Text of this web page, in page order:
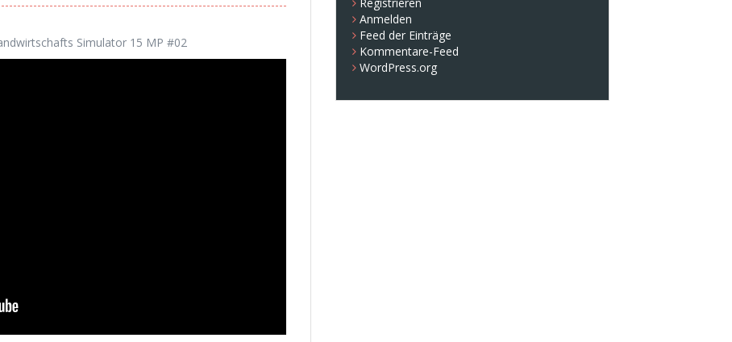
Simulator 15 MP #02
Anmelden
Feed der Einträge
Kommentare-Feed
WordPress.org